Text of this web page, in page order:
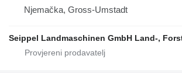
Njemačka, Gross-Umstadt